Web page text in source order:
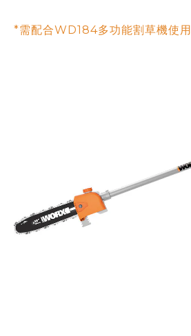
*需配合WD184多功能割草機使用